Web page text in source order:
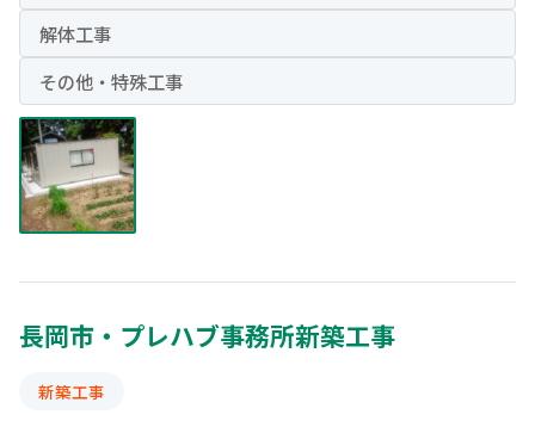
解体工事
その他・特殊工事
長岡市・プレハブ事務所新築工事
新築工事